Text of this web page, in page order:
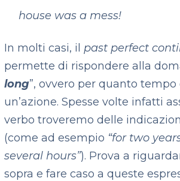
house was a mess!
In molti casi, il past perfect
permette di rispondere alla
long”, ovvero per quanto tempo
un’azione. Spesse volte infatti
verbo troveremo delle
(come ad esempio “for two
several hours”). Prova a
sopra e fare caso a queste